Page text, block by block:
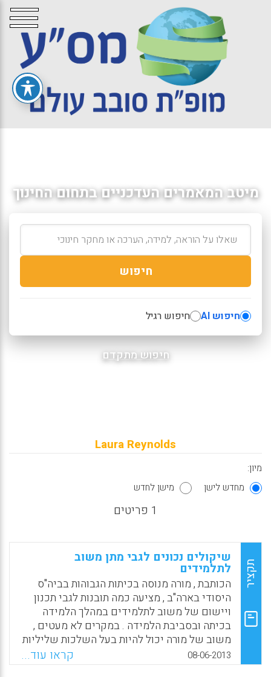
מיטב המאמרים העדכניים בתחום החינוך
חיפוש
חיפוש AI חיפוש רגיל
חיפוש מתקדם
Laura Reynolds
מיון:
מחדש לישן
מישן לחדש
1 פריטים
תקציר
שיקולים נכונים לגבי מתן משוב
לתלמידים
הכותבת , מורה מנוסה בכיתות הגבוהות בביה"ס
היסודי בארה"ב , מציעה כמה תובנות לגבי תכנון
ויישום של משוב לתלמידים במהלך הלמידה
בכיתה ובסביבת הלמידה . במקרים לא מעטים ,
משוב של מורה יכול להיות בעל השלכות שליליות
על התלמיד לא רק בשיעור אלא גם לאורך השנה
ולכן רצוי לתכנן את המשוב בזהירות ובשיקול דעת
08-06-2013 קראו עוד...